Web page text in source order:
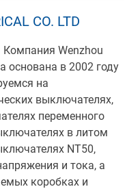
CO. LTD
Компания Wenzhou
основана в 2002 году
на
выключателях,
переменного
в литом
NT50,
и тока, а
коробках и